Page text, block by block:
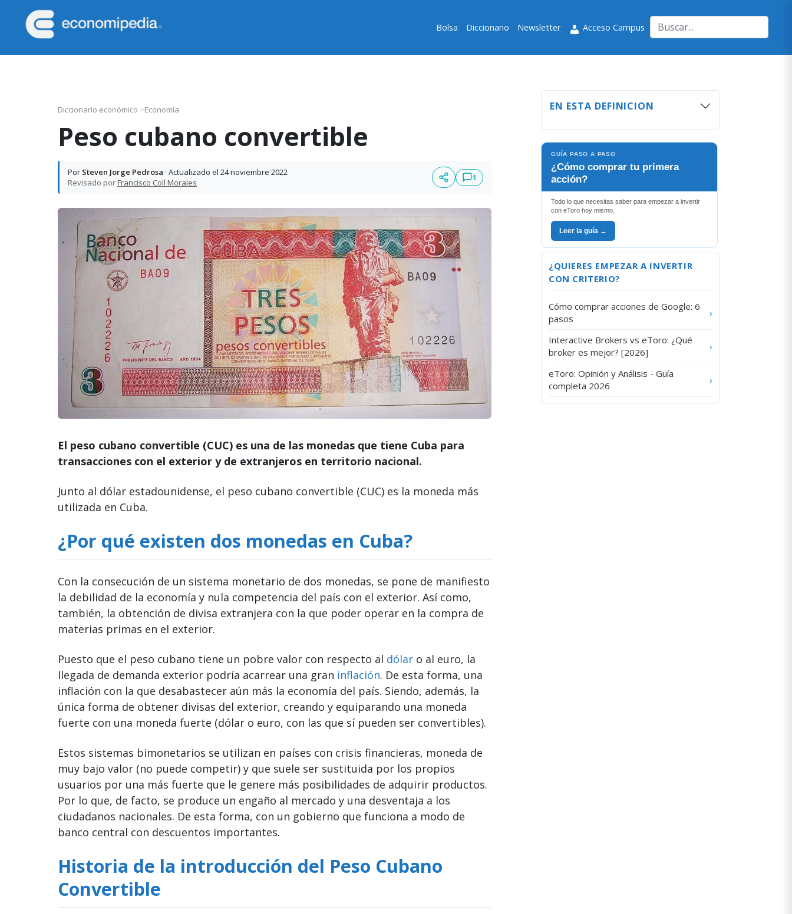
Saltar
Saltar
al
contenido
Saltar
Saltar
al
pie
Bolsa Diccionario Newsletter Acceso Campus
Diccionario económico >Economía
Peso cubano convertible
Por Steven Jorge Pedrosa · Actualizado el 24 noviembre 2022
Revisado porFrancisco Coll Morales
1
El peso cubano convertible (CUC) es una de las monedas que tiene Cuba para
transacciones con el exterior y de extranjeros en territorio nacional.
Junto al dólar estadounidense, el peso cubano convertible (CUC) es la moneda más
utilizada en Cuba.
¿Por qué existen dos monedas en Cuba?
Con la consecución de un sistema monetario de dos monedas, se pone de manifiesto
la debilidad de la economía y nula competencia del país con el exterior. Así como,
también, la obtención de divisa extranjera con la que poder operar en la compra de
materias primas en el exterior.
Puesto que el peso cubano tiene un pobre valor con respecto al dólar o al euro, la
llegada de demanda exterior podría acarrear una gran inflación. De esta forma, una
inflación con la que desabastecer aún más la economía del país. Siendo, además, la
única forma de obtener divisas del exterior, creando y equiparando una moneda
fuerte con una moneda fuerte (dólar o euro, con las que sí pueden ser convertibles).
Estos sistemas bimonetarios se utilizan en países con crisis financieras, moneda de
muy bajo valor (no puede competir) y que suele ser sustituida por los propios
usuarios por una más fuerte que le genere más posibilidades de adquirir productos.
Por lo que, de facto, se produce un engaño al mercado y una desventaja a los
ciudadanos nacionales. De esta forma, con un gobierno que funciona a modo de
banco central con descuentos importantes.
Historia de la introducción del Peso Cubano
Convertible
EN ESTA DEFINICION
GUÍA PASO A PASO
¿Cómo comprar tu primera
acción?
Todo lo que necesitas saber para empezar a invertir
con eToro hoy mismo.
Leer la guía →
¿QUIERES EMPEZAR A INVERTIR
CON CRITERIO?
Cómo comprar acciones de Google: 6
pasos
›
Interactive Brokers vs eToro: ¿Qué
broker es mejor? [2026]
›
eToro: Opinión y Análisis - Guía
completa 2026
›